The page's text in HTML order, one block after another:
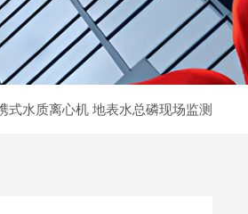
水质离心机 地表水总磷现场监测